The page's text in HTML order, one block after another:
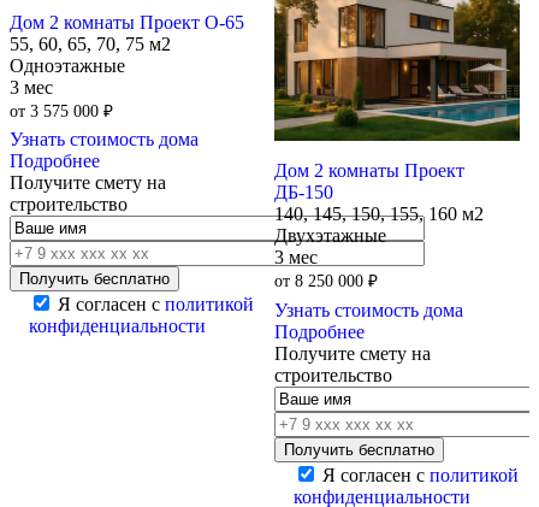
Дом 2 комнаты Проект О-65
55, 60, 65, 70, 75 м2
Одноэтажные
3 мес
от 3 575 000 ₽
Узнать стоимость дома
Подробнее
Получите смету на
строительство
Я согласен с политикой
конфиденциальности
Дом 2 комнаты Проект
ДБ-150
140, 145, 150, 155, 160 м2
Двухэтажные
3 мес
от8 250 000₽
Узнать стоимость дома
Подробнее
Получите смету на
строительство
Я согласен сполитикой
конфиденциальности